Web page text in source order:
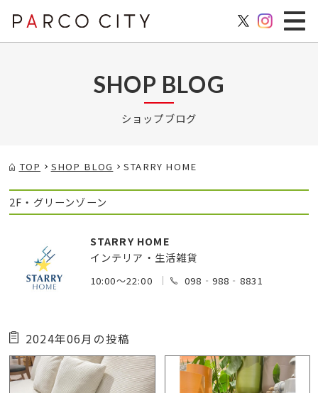
SHOP BLOG
ショップブログ
TOP SHOP BLOG STARRY HOME
2F・グリーンゾーン
STARRY HOME
インテリア・生活雑貨
10:00～22:00 098‐988‐8831
2024年06月の投稿